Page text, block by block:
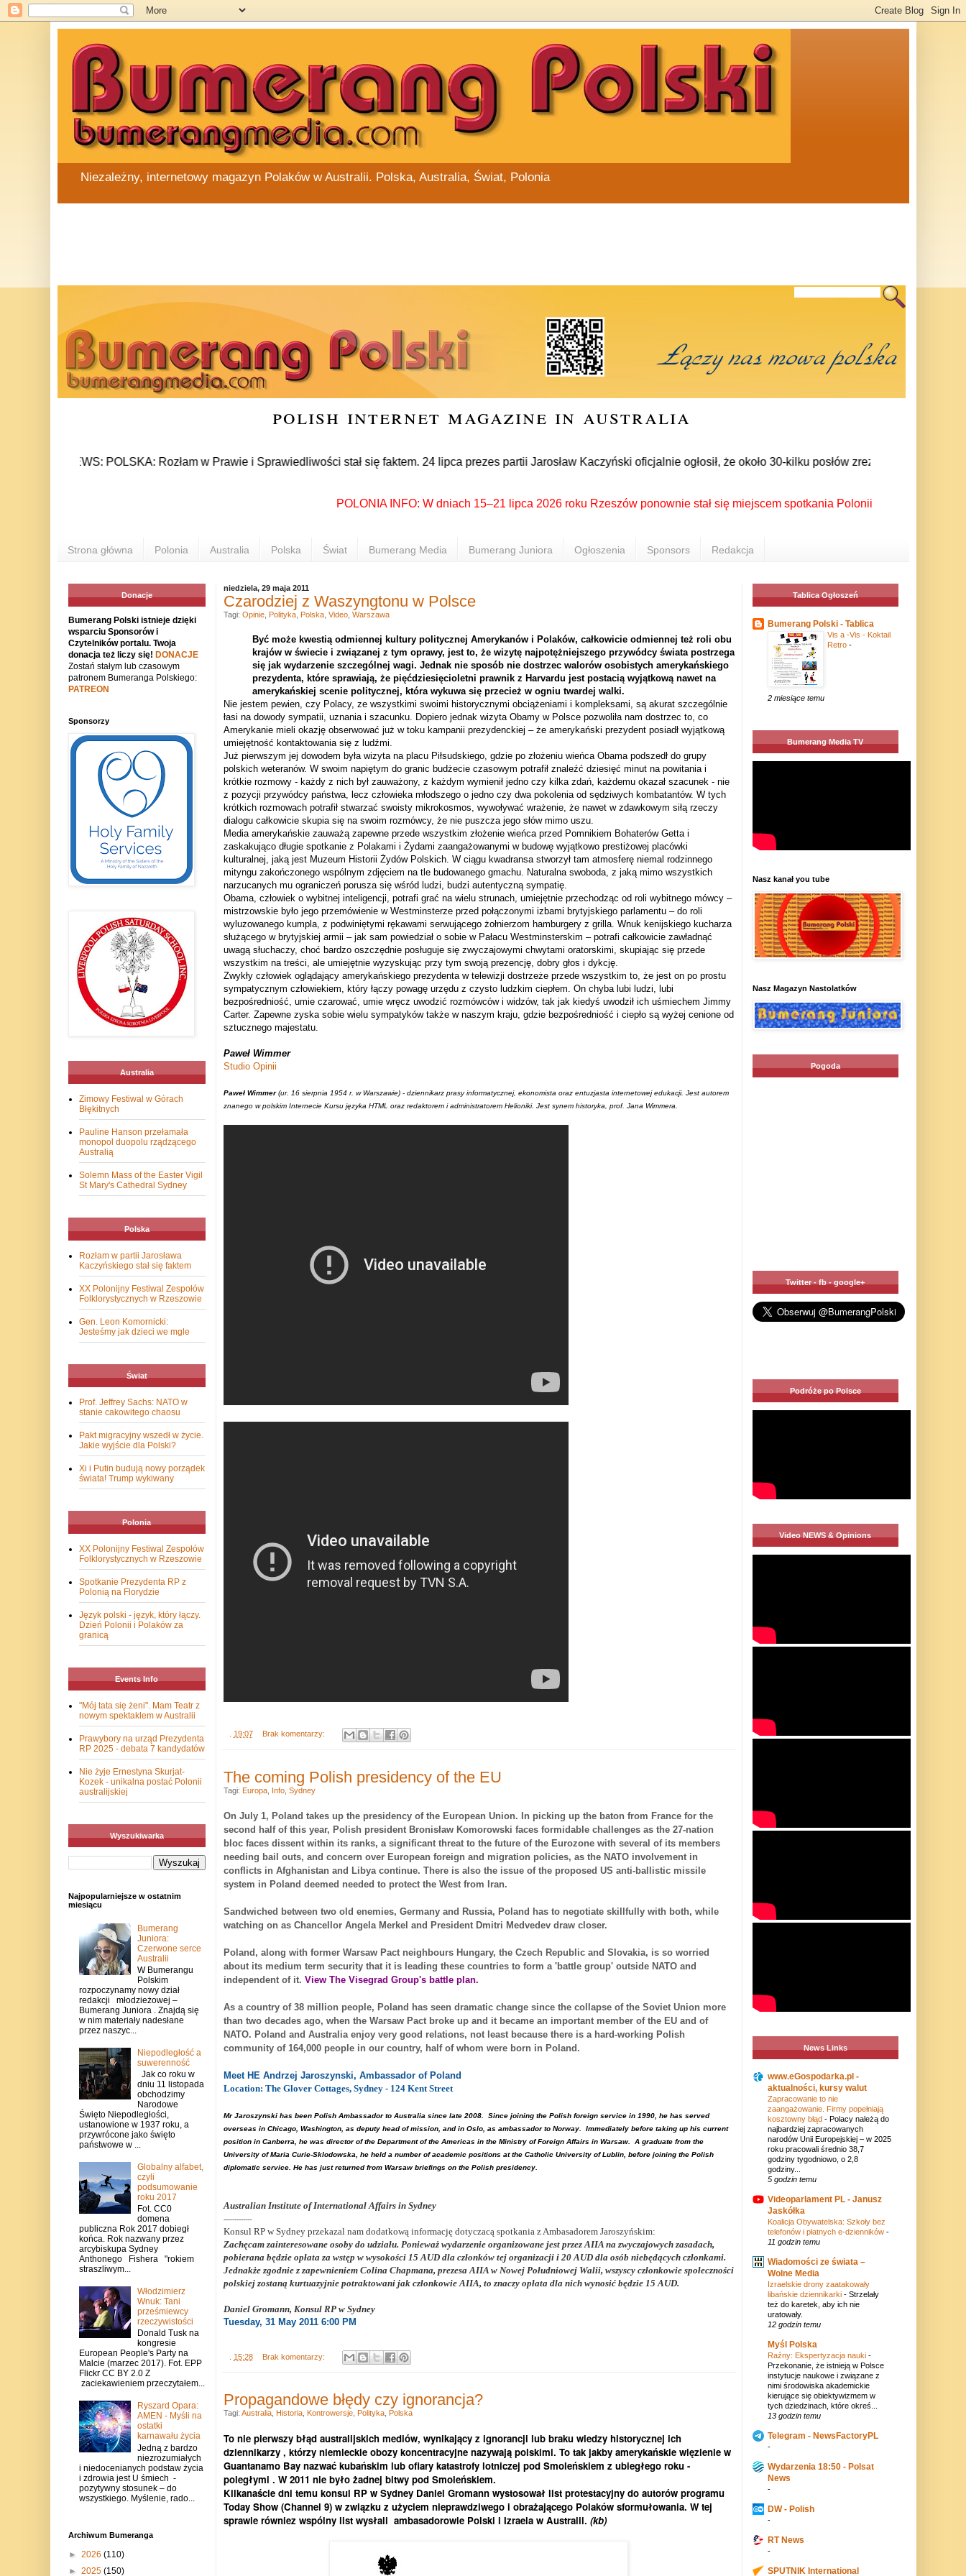
Niezależny, internetowy magazyn Polaków w Australii. Polska, Australia, Świat, Polonia
polish internet magazine in australia
NEWS: POLSKA: Rozłam w Prawie i Sprawiedliwości stał się faktem. 24 lipca prezes partii Jarosław Kaczyński oficjalnie ogłosił, że około 30-kilku posłów zrezygnowało z
POLONIA INFO: W dniach 15–21 lipca 2026 roku Rzeszów ponownie stał się miejscem spotkania Polonii z całego świata
Strona główna Polonia Australia Polska Świat Bumerang Media Bumerang Juniora Ogłoszenia Sponsors Redakcja
niedziela, 29 maja 2011
Czarodziej z Waszyngtonu w Polsce
Być może kwestią odmiennej kultury politycznej Amerykanów i Polaków, całkowicie odmiennej też roli obu
krajów w świecie i związanej z tym oprawy, jest to, że wizytę najpotężniejszego przywódcy świata postrzega
się jak wydarzenie szczególnej wagi. Jednak nie sposób nie dostrzec walorów osobistych amerykańskiego
prezydenta, które sprawiają, że pięćdziesięcioletni prawnik z Harvardu jest postacią wyjątkową nawet na
amerykańskiej scenie politycznej, która wykuwa się przecież w ogniu twardej walki.
Nie jestem pewien, czy Polacy, ze wszystkimi swoimi historycznymi obciążeniami i kompleksami, są akurat szczególnie
łasi na dowody sympatii, uznania i szacunku. Dopiero jednak wizyta Obamy w Polsce pozwoliła nam dostrzec to, co
Amerykanie mieli okazję obserwować już w toku kampanii prezydenckiej – że amerykański prezydent posiadł wyjątkową
umiejętność kontaktowania się z ludźmi.
Już pierwszym jej dowodem była wizyta na placu Piłsudskiego, gdzie po złożeniu wieńca Obama podszedł do grupy
polskich weteranów. W swoim napiętym do granic budżecie czasowym potrafił znaleźć dziesięć minut na powitania i
krótkie rozmowy - każdy z nich był zauważony, z każdym wymienił jedno czy kilka zdań, każdemu okazał szacunek - nie
z pozycji przywódcy państwa, lecz człowieka młodszego o jedno czy dwa pokolenia od sędziwych kombatantów. W tych
krótkich rozmowach potrafił stwarzać swoisty mikrokosmos, wywoływać wrażenie, że nawet w zdawkowym siłą rzeczy
dialogu całkowicie skupia się na swoim rozmówcy, że nie puszcza jego słów mimo uszu.
Media amerykańskie zauważą zapewne przede wszystkim złożenie wieńca przed Pomnikiem Bohaterów Getta i
zaskakująco długie spotkanie z Polakami i Żydami zaangażowanymi w budowę wyjątkowo prestiżowej placówki
kulturalnej, jaką jest Muzeum Historii Żydów Polskich. W ciągu kwadransa stworzył tam atmosferę niemal rodzinnego
mityngu zakończonego wspólnym zdjęciem na tle budowanego gmachu. Naturalna swoboda, z jaką mimo wszystkich
narzucanych mu ograniczeń porusza się wśród ludzi, budzi autentyczną sympatię.
Obama, człowiek o wybitnej inteligencji, potrafi grać na wielu strunach, umiejętnie przechodząc od roli wybitnego mówcy –
mistrzowskie było jego przemówienie w Westminsterze przed połączonymi izbami brytyjskiego parlamentu – do roli
wyluzowanego kumpla, z podwiniętymi rękawami serwującego żołnierzom hamburgery z grilla. Wnuk kenijskiego kucharza
służącego w brytyjskiej armii – jak sam powiedział o sobie w Pałacu Westminsterskim – potrafi całkowicie zawładnąć
uwagą słuchaczy, choć bardzo oszczędnie posługuje się zwyczajowymi chwytami oratorskimi, skupiając się przede
wszystkim na treści, ale umiejętnie wyzyskując przy tym swoją prezencję, dobry głos i dykcję.
Zwykły człowiek oglądający amerykańskiego prezydenta w telewizji dostrzeże przede wszystkim to, że jest on po prostu
sympatycznym człowiekiem, który łączy powagę urzędu z czysto ludzkim ciepłem. On chyba lubi ludzi, lubi
bezpośredniość, umie czarować, umie wręcz uwodzić rozmówców i widzów, tak jak kiedyś uwodził ich uśmiechem Jimmy
Carter. Zapewne zyska sobie wielu sympatyków także w naszym kraju, gdzie bezpośredniość i ciepło są wyżej cenione od
sztucznego majestatu.
Paweł Wimmer
Studio Opinii
Paweł Wimmer(ur. 16 sierpnia 1954 r. w Warszawie) - dziennikarz prasy informatycznej, ekonomista oraz entuzjasta internetowej edukacji. Jest autorem
znanego w polskim Internecie Kursu języka HTML oraz redaktorem i administratorem Helioniki. Jest synem historyka, prof. Jana Wimmera.
. 19:07 Brak komentarzy:
Tagi: Opinie, Polityka, Polska, Video, Warszawa
The coming Polish presidency of the EU
On July 1, Poland takes up the presidency of the European Union. In picking up the baton from France for the
second half of this year, Polish president Bronisław Komorowski faces formidable challenges as the 27-nation
bloc faces dissent within its ranks, a significant threat to the future of the Eurozone with several of its members
needing bail outs, and concern over European foreign and migration policies, as the NATO involvement in
conflicts in Afghanistan and Libya continue. There is also the issue of the proposed US anti-ballistic missile
system in Poland deemed needed to protect the West from Iran.
Sandwiched between two old enemies, Germanyand Russia, Poland has to negotiate skillfully with both, while
watching on as Chancellor Angela Merkel and President Dmitri Medvedev draw closer.
Poland, along with former Warsaw Pact neighbours Hungary, the Czech Republic and Slovakia, is so worried
about its medium term security that it is leading these countries to form a 'battle group' outside NATO and
independent of it. View The Visegrad Group's battle plan.
As a country of 38 million people, Poland has seen dramatic change since the collapse of the Soviet Union more
than two decades ago, when the WarsawPact broke up and it became an important member of the EU and of
NATO. Poland and Australiaenjoy very good relations, not least because there is a hard-working Polish
community of 164,000 people in our country, half of whom were born in Poland .
Meet HE Andrzej Jaroszynski, Ambassador of Poland
Location: The Glover Cottages, Sydney - 124 Kent Street
Mr Jaroszynski has been Polish Ambassador to Australia since late 2008. Since joining the Polish foreign service in 1990, he has served
overseas in Chicago, Washington, as deputy head of mission, and in Oslo, as ambassador to Norway. Immediately before taking up his current
position in Canberra , he was director of the Department of the Americas in the Ministry of Foreign Affairs in Warsaw. A graduate from the
University of Maria Curie-Sklodowska, he held a number of academic positions at the Catholic University of Lublin, before joining the Polish
diplomatic service. He has just returned from Warsawbriefings on the Polish presidency.
Australian Institute of International Affairs in Sydney
-------------
Konsul RP w Sydney przekazal nam dodatkową informację dotyczacą spotkania z Ambasadorem Jaroszyńskim:
Zachęcam zainteresowane osoby do udziału. Ponieważ wydarzenie organizowane jest przez AIIA na zwyczajowych zasadach,
pobierana będzie opłata za wstęp w wysokości 15 AUD dla członków tej organizacji i 20 AUD dla osób niebędących członkami.
Jednakże zgodnie z zapewnieniem Colina Chapmana, prezesa AIIA w Nowej Południowej Walii, wszyscy członkowie społeczności
polskiej zostaną kurtuazyjnie potraktowani jak członkowie AIIA, to znaczy opłata dla nich wynosić będzie 15 AUD.
Daniel Gromann, Konsul RP w Sydney
Tuesday, 31 May 2011 6:00 PM
15:28 Brak komentarzy:
Tagi: Europa, Info, Sydney
Propagandowe błędy czy ignorancja?
To nie pierwszy błąd australijskich mediów, wynikający z ignorancji lub braku wiedzy historycznej ich
dziennikarzy , którzy niemieckie obozy koncentracyjne nazywają polskimi. To tak jakby amerykańskie więzienie w
Guantanamo Bay nazwać kubańskim lub ofiary katastrofy lotniczej pod Smoleńskiem z ubiegłego roku -
poległymi . W 2011 nie było żadnej bitwy pod Smoleńskiem.
Kilkanaście dni temu konsul RP w Sydney Daniel Gromann wystosował list protestacyjny do autorów programu
Today Show (Channel 9) w związku z użyciem nieprawdziwego i obrażającego Polaków sformułowania. W tej
sprawie równiez wspólny list wysłali ambasadorowie Polski i Izraela w Australii. (kb)
Tagi: Australia, Historia, Kontrowersje, Polityka, Polska
Donacje
Bumerang Polski istnieje dzięki
wsparciu Sponsorów i
Czytelników portalu. Twoja
donacja też liczy się! DONACJE
Zostań stałym lub czasowym
patronem Bumeranga Polskiego:
PATREON
Sponsorzy
Australia
Zimowy Festiwal w Górach
Błękitnych
Pauline Hanson przełamała
monopol duopolu rządzącego
Australią
Solemn Mass of the Easter Vigil
St Mary's Cathedral Sydney
Polska
Rozłam w partii Jarosława
Kaczyńskiego stał się faktem
XX Polonijny Festiwal Zespołów
Folklorystycznych w Rzeszowie
Gen. Leon Komornicki:
Jesteśmy jak dzieci we mgle
Świat
Prof. Jeffrey Sachs: NATO w
stanie cakowitego chaosu
Pakt migracyjny wszedł w życie.
Jakie wyjście dla Polski?
Xi i Putin budują nowy porządek
świata! Trump wykiwany
Polonia
XX Polonijny Festiwal Zespołów
Folklorystycznych w Rzeszowie
Spotkanie Prezydenta RP z
Polonią na Florydzie
Język polski - język, który łączy.
Dzień Polonii i Polaków za
granicą
Events Info
"Mój tata się żeni". Mam Teatr z
nowym spektaklem w Australii
Prawybory na urząd Prezydenta
RP 2025 - debata 7 kandydatów
Nie żyje Ernestyna Skurjat-
Kozek - unikalna postać Polonii
australijskiej
Wyszukiwarka
Najpopularniejsze w ostatnim
miesiącu
Bumerang
Juniora:
Czerwone serce
Australii
W Bumerangu
Polskim
rozpoczynamy nowy dział
redakcji młodzieżowej –
Bumerang Juniora . Znajdą się
w nim materiały nadesłane
przez naszyc...
Niepodległość a
suwerenność
Jak co roku w
dniu 11 listopada
obchodzimy
Narodowe
Święto Niepodległości,
ustanowione w 1937 roku, a
przywrócone jako święto
państwowe w ...
Globalny alfabet,
czyli
podsumowanie
roku 2017
Fot. CC0
domena
publiczna Rok 2017 dobiegł
końca. Rok nazwany przez
arcybiskupa Sydney
Anthonego Fishera "rokiem
straszliwym...
Włodzimierz
Wnuk: Tani
prześmiewcy
rzeczywistości
Donald Tusk na
kongresie
European People's Party na
Malcie (marzec 2017). Fot. EPP
Flickr CC BY 2.0 Z
zaciekawieniem przeczytałem...
Ryszard Opara:
AMEN - Myśli na
ostatki
karnawału życia
Jedną z bardzo
niezrozumiałych
i niedocenianych podstaw życia
i zdrowia jest U śmiech -
pozytywny stosunek – do
wszystkiego. Myślenie, rado...
Archiwum Bumeranga
► 2026 (110)
► 2025 (150)
Tablica Ogłoszeń
Bumerang Polski - Tablica
Vis a -Vis - Koktail
Retro -
2 miesiące temu
Bumerang Media TV
Nasz kanał you tube
Nasz Magazyn Nastolatków
Pogoda
Twitter - fb - google+
Podróże po Polsce
Video NEWS & Opinions
News Links
www.eGospodarka.pl -
aktualności, kursy walut
Zapracowanie to nie
zaangażowanie. Firmy popełniają
kosztowny błąd - Polacy należą do
najbardziej zapracowanych
narodów Unii Europejskiej – w 2025
roku pracowali średnio 38,7
godziny tygodniowo, o 2,8
godziny...
5 godzin temu
Videoparlament PL - Janusz
Jaskółka
Koalicja Obywatelska: Szkoły bez
telefonów i płatnych e-dzienników -
11 godzin temu
Wiadomości ze świata –
Wolne Media
Izraelskie drony zaatakowały
libańskie dziennikarki - Strzelały
też do karetek, aby ich nie
uratowały.
12 godzin temu
Myśl Polska
Raźny: Ekspertyzacja nauki -
Przekonanie, że istnieją w Polsce
instytucje naukowe i związane z
nimi środowiska akademickie
kierujące się obiektywizmem w
tych dziedzinach, które okreś...
13 godzin temu
Telegram - NewsFactoryPL
-
Wydarzenia 18:50 - Polsat
News
-
DW - Polish
-
RT News
-
SPUTNIK International